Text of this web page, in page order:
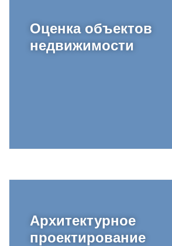
Оценка объектов
недвижимости
Архитектурное
проектирование